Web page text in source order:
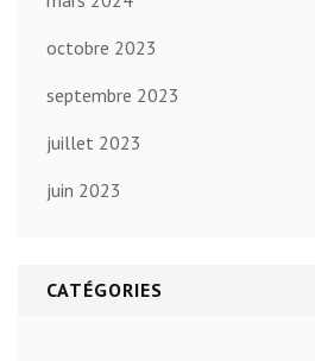
octobre 2023
septembre 2023
juillet 2023
juin 2023
CATÉGORIES